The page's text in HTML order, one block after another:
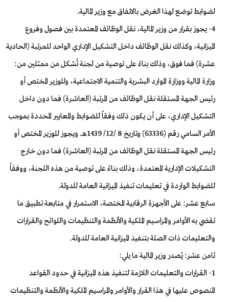
لضوابط توضع لهذا الغرض بالاتفاق مع وزير المالية.
4- يجوز بقرار من وزير المالية، نقل الوظائف المعتمدة بين فصول وفروع
الميزانية، وكذلك نقل الوظائف داخل التشكيل الإداري الواحد للمرتبة (الحادية
عشرة) فما فوق، وذلك بناءً على توصية من لجنة تُشكل من ممثلين من:
وزارة المالية ووزارة الموارد البشرية والتنمية الاجتماعية، وللوزير المختص أو
رئيس الجهة المستقلة نقل الوظائف من المرتبة (العاشرة) فما دون داخل
التشكيل الإداري، على أن يكون ذلك وفقاً للضوابط والمعايير المحددة بموجب
الأمر السامي رقم (63336) وتاريخ 8 /12/ 1439هـ. ويجوز للوزير المختص أو
رئيس الجهة المستقلة نقل الوظائف من المرتبة (العاشرة) فما دون خارج
التشكيلات الإدارية المعتمدة، وذلك بناءً على توصية من هذه اللجنة، ووفقاً
للضوابط الواردة في تعليمات تنفيذ الميزانية العامة للدولة.
سابع عشر: على الأجهزة الرقابية المختصة، الاستمرار في متابعة تطبيق ما
تقضي به الأوامر والمراسيم الملكية والأنظمة والتنظيمات واللوائح والقرارات
والتعليمات ذات الصلة بتنفيذ الميزانية العامة للدولة.
ثامن عشر: يُصدر وزير المالية ما يلي:
1- القرارات والتعليمات اللازمة لتنفيذ هذه الميزانية في حدود القواعد
المنصوص عليها في هذا القرار والأوامر والمراسيم الملكية والأنظمة والتنظيمات